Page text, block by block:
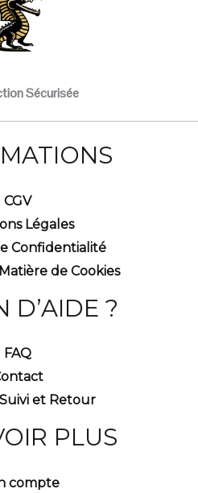
Sécurisée
CGV
Légales
Confidentialité
de Cookies
D’AIDE ?
FAQ
Suivi et Retour
PLUS
compte